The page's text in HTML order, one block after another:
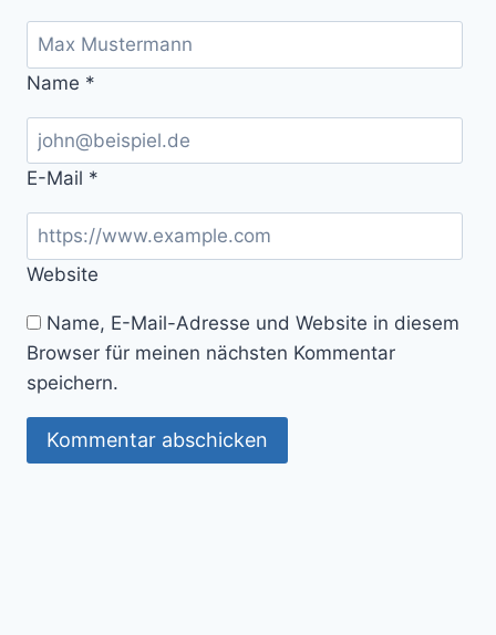
Name *
E-Mail *
Website
Name, E-Mail-Adresse und Website in diesem
Browser für meinen nächsten Kommentar
speichern.